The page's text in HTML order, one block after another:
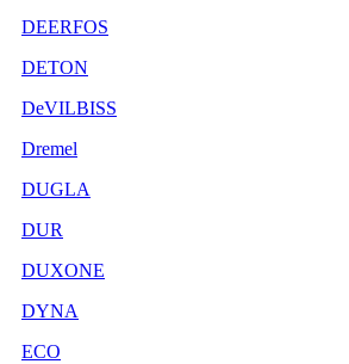
DEERFOS
DETON
DeVILBISS
Dremel
DUGLA
DUR
DUXONE
DYNA
ECO